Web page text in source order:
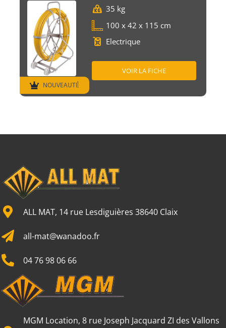
35 kg
100 x 42 x 115 cm
Electrique
VOIR LA FICHE
NOUVEAUTÉ
ALL MAT, 14 rue Lesdiguières 38640 Claix
all-mat@wanadoo.fr
04 76 98 06 66
MGM Location, 8 rue Joseph Jacquard ZI des Vallons